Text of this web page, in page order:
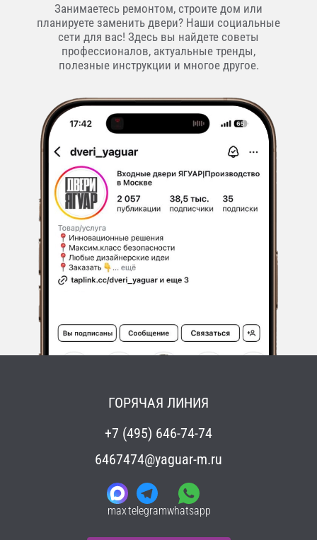
Занимаетесь ремонтом, строите дом или
планируете заменить двери? Наши социальные
сети для вас! Здесь вы найдете советы
профессионалов, актуальные тренды,
полезные инструкции и многое другое.
ГОРЯЧАЯ ЛИНИЯ
+7 (495) 646-74-74
6467474@yaguar-m.ru
maxtelegramwhatsapp